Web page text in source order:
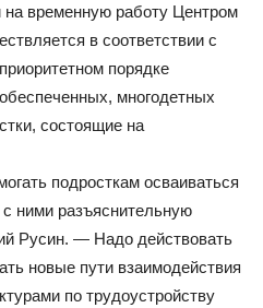
на временную работу Центром
в соответствии с
порядке
многодетных
состоящие на
подросткам осваиваться
ними разъяснительную
Русин. — Надо действовать
новые пути взаимодействия
по трудоустройству